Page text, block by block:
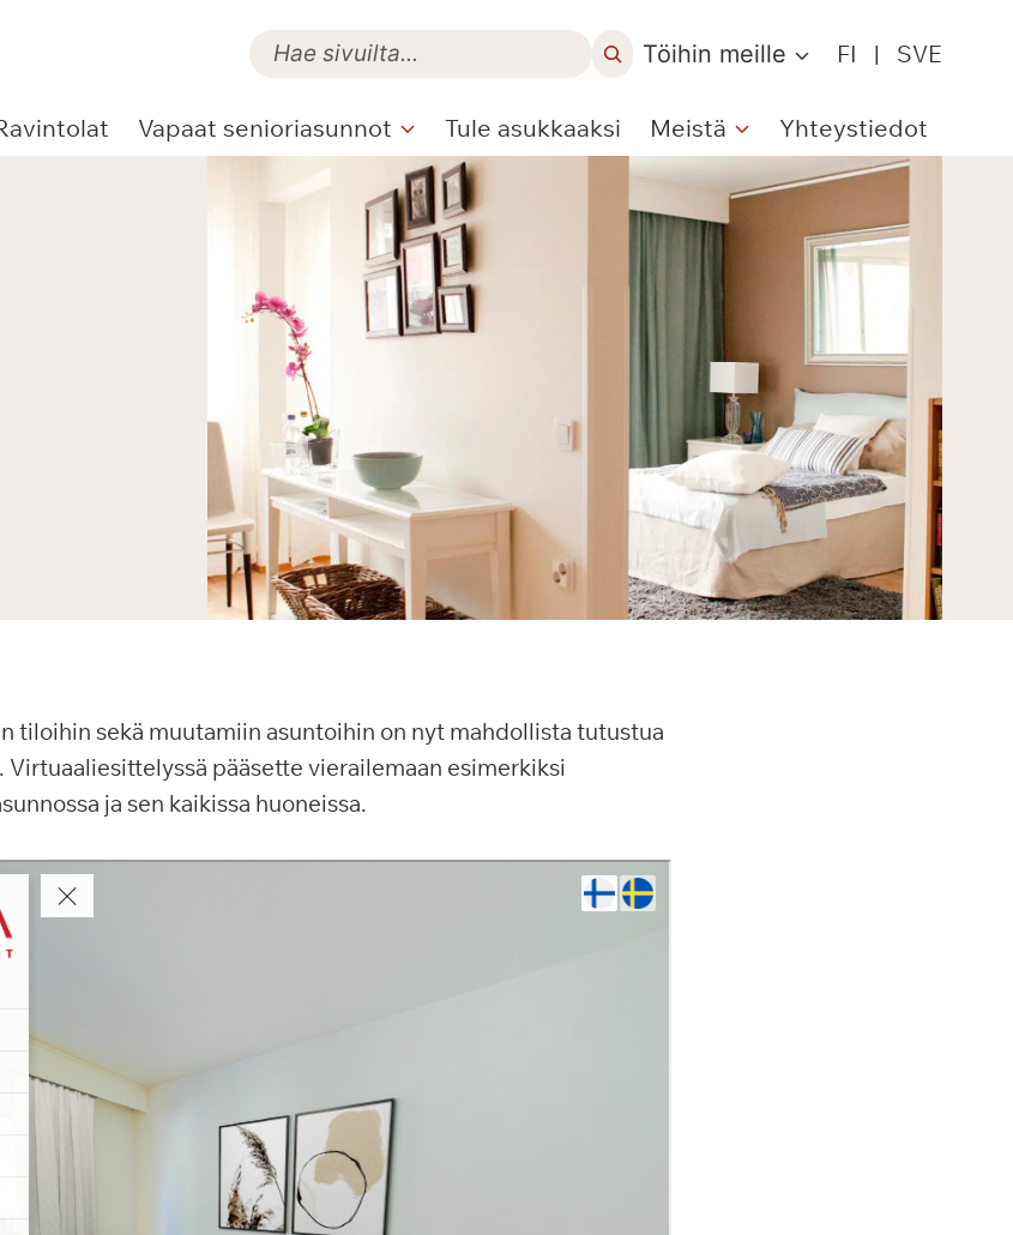
Töihin meille FI | SVE
Vapaat senioriasunnot Tule asukkaaksi Meistä Yhteystiedot
tiloihin sekä muutamiin asuntoihin on nyt mahdollista tutustua
Virtuaaliesittelyssä pääsette vierailemaan esimerkiksi
ja sen kaikissa huoneissa.